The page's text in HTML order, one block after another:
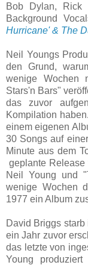
Bob Dylan, Rick
Background
Hurricane' & The
Neil Youngs
den Grund,
wenige Wochen
Stars'n Bars"
das zuvor
Kompilation
einem eigenen
30 Songs auf
Minute aus dem
geplante
Neil Young und
wenige Wochen
1977 ein Album
David Briggs
ein Jahr zuvor
das letzte von
Young